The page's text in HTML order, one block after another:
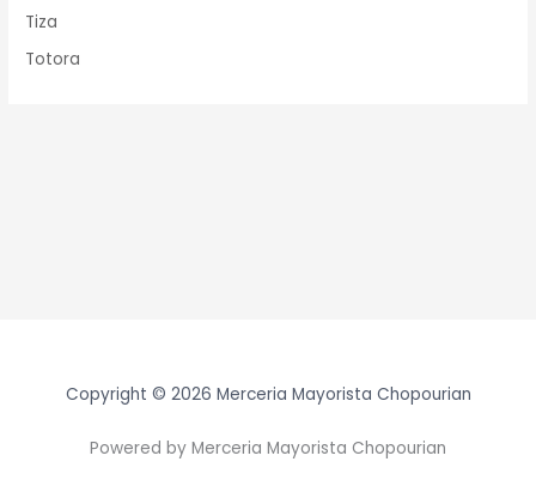
Tiza
Totora
Copyright © 2026 Merceria Mayorista Chopourian
Powered by Merceria Mayorista Chopourian